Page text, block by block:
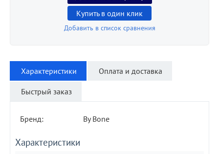
Купить в один клик
Добавить в список сравнения
Характеристики Оплата и доставка
Быстрый заказ
Бренд: By Bone
Характеристики